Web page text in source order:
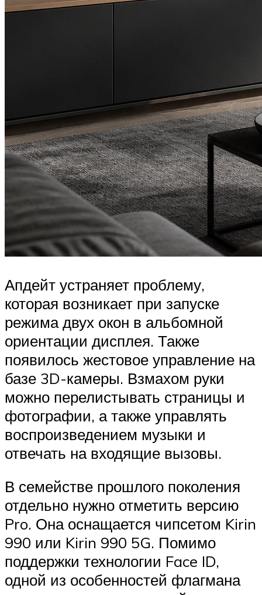
Апдейт устраняет проблему,
которая возникает при запуске
режима двух окон в альбомной
ориентации дисплея. Также
появилось жестовое управление на
базе 3D-камеры. Взмахом руки
можно перелистывать страницы и
фотографии, а также управлять
воспроизведением музыки и
отвечать на входящие вызовы.
В семействе прошлого поколения
отдельно нужно отметить версию
Pro. Она оснащается чипсетом Kirin
990 или Kirin 990 5G. Помимо
поддержки технологии Face ID,
одной из особенностей флагмана